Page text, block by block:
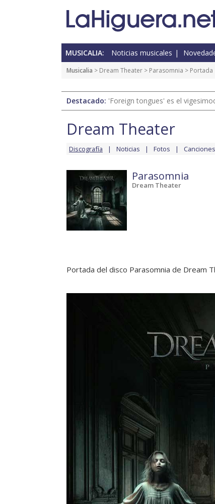
MUSICALIA: Noticias musicales
Musicalia > Dream Theater > Parasomnia > Portada
Destacado: 'Foreign tongues' es el
Dream Theater
Discografía Noticias Fotos Canciones
Parasomnia
Dream Theater
Portada del disco Parasomnia de Dream